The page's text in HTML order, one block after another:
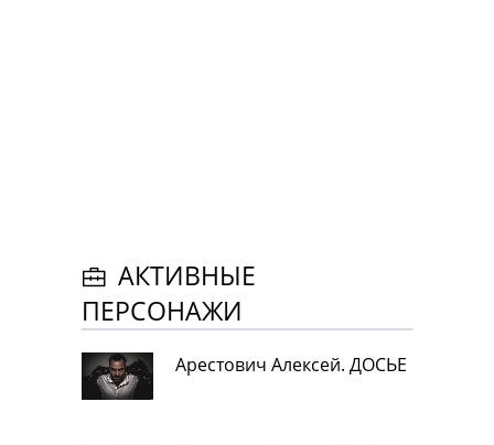
АКТИВНЫЕ
ПЕРСОНАЖИ
Арестович Алексей. ДОСЬЕ